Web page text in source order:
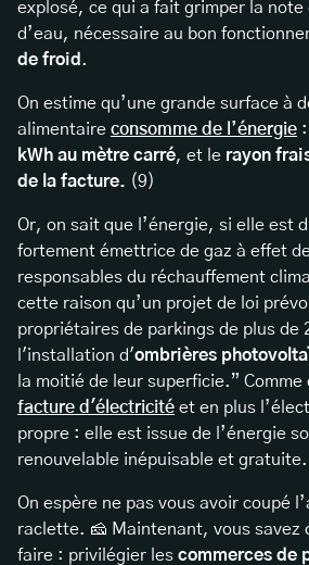
explosé, ce qui a fait grimper la
d’eau, nécessaire au bon
de froid .
On estime qu’une grande surface à
alimentaire consomme de l’énergie
kWh au mètre carré, et le rayon
de la facture. (9)
Or, on sait que l’énergie, si elle est
fortement émettrice de gaz à effet
responsables du réchauffement
cette raison qu’un projet de loi
propriétaires de parkings de plus de
l'installation d'ombrières
la moitié de leur superficie.”
facture d'électricité et en plus
propre : elle est issue de l’énergie
renouvelable inépuisable et
On espère ne pas vous avoir coupé
raclette. 🧀 Maintenant, vous savez
faire : privilégier les commerces de